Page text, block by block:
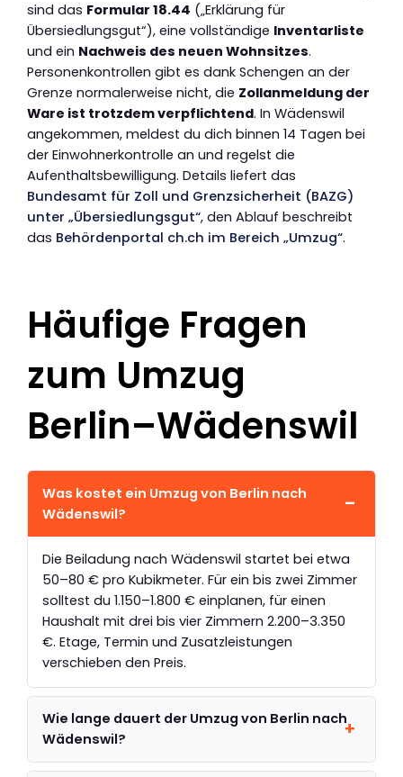
sind das Formular 18.44 („Erklärung für
Übersiedlungsgut“), eine vollständige Inventarliste
und ein Nachweis des neuen Wohnsitzes.
Personenkontrollen gibt es dank Schengen an der
Grenze normalerweise nicht, die Zollanmeldung der
Ware ist trotzdem verpflichtend. In Wädenswil
angekommen, meldest du dich binnen 14 Tagen bei
der Einwohnerkontrolle an und regelst die
Aufenthaltsbewilligung. Details liefert das
Bundesamt für Zoll und Grenzsicherheit (BAZG)
unter „Übersiedlungsgut“, den Ablauf beschreibt
das Behördenportal ch.ch im Bereich „Umzug“.
Häufige Fragen
zum Umzug
Berlin–Wädenswil
Was kostet ein Umzug von Berlin nach
Wädenswil?
Die Beiladung nach Wädenswil startet bei etwa
50–80 € pro Kubikmeter. Für ein bis zwei Zimmer
solltest du 1.150–1.800 € einplanen, für einen
Haushalt mit drei bis vier Zimmern 2.200–3.350
€. Etage, Termin und Zusatzleistungen
verschieben den Preis.
Wie lange dauert der Umzug von Berlin nach
Wädenswil?